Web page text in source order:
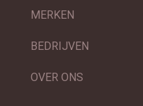
MERKEN
BEDRIJVEN
OVER ONS